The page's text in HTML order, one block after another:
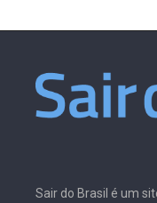
Sair do Brasil é um